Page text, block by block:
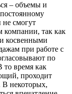
– объемы и
смогут
компании, так как
косвенными
при работе с
по
то время как
проходит
В некоторых,